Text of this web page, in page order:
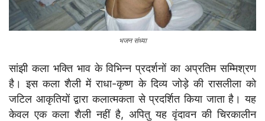
भजन संध्या
सांझी कला भक्ति भाव के विभिन्न प्रदर्शनों का अप्रतिम सम्मिश्रण
है। इस कला शैली में राधा-कृष्ण के दिव्य जोड़े की रासलीला को
जटिल आकृतियों द्वारा कलात्मकता से प्रदर्शित किया जाता है। यह
केवल एक कला शैली नहीं है, अपितु यह वृंदावन की चिरकालीन